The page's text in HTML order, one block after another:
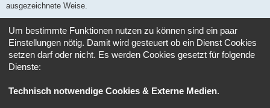
ausgezeichnete Weise.
Mario Kahl
Antworten
Gehe zu
Um bestimmte Funktionen nutzen zu können sind ein paar
Einstellungen nötig. Damit wird gesteuert ob ein Dienst Cookies
setzen darf oder nicht. Es werden Cookies gesetzt für folgende
Dienste:
Technisch notwendige Cookies & Externe Medien.